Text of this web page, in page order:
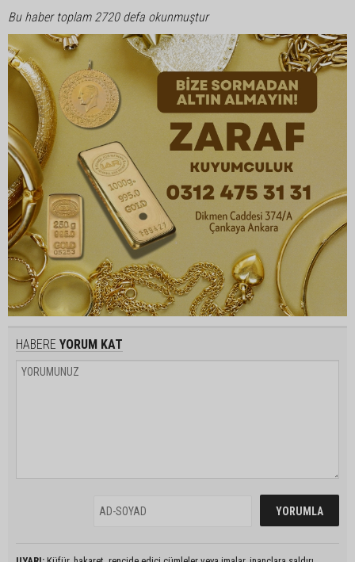
Bu haber toplam 2720 defa okunmuştur
HABERE YORUM KAT